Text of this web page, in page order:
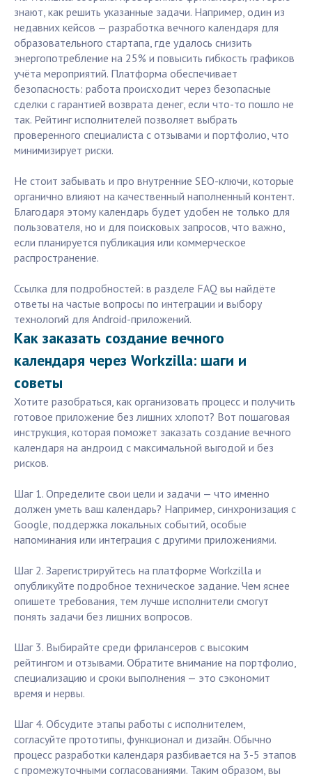
знают, как решить указанные задачи. Например, один из
недавних кейсов — разработка вечного календаря для
образовательного стартапа, где удалось снизить
энергопотребление на 25% и повысить гибкость графиков
учёта мероприятий. Платформа обеспечивает
безопасность: работа происходит через безопасные
сделки с гарантией возврата денег, если что-то пошло не
так. Рейтинг исполнителей позволяет выбрать
проверенного специалиста с отзывами и портфолио, что
минимизирует риски.
Не стоит забывать и про внутренние SEO-ключи, которые
органично влияют на качественный наполненный контент.
Благодаря этому календарь будет удобен не только для
пользователя, но и для поисковых запросов, что важно,
если планируется публикация или коммерческое
распространение.
Ссылка для подробностей: в разделе FAQ вы найдёте
ответы на частые вопросы по интеграции и выбору
технологий для Android-приложений.
Как заказать создание вечного
календаря через Workzilla: шаги и
советы
Хотите разобраться, как организовать процесс и получить
готовое приложение без лишних хлопот? Вот пошаговая
инструкция, которая поможет заказать создание вечного
календаря на андроид с максимальной выгодой и без
рисков.
Шаг 1. Определите свои цели и задачи — что именно
должен уметь ваш календарь? Например, синхронизация с
Google, поддержка локальных событий, особые
напоминания или интеграция с другими приложениями.
Шаг 2. Зарегистрируйтесь на платформе Workzilla и
опубликуйте подробное техническое задание. Чем яснее
опишете требования, тем лучше исполнители смогут
понять задачи без лишних вопросов.
Шаг 3. Выбирайте среди фрилансеров с высоким
рейтингом и отзывами. Обратите внимание на портфолио,
специализацию и сроки выполнения — это сэкономит
время и нервы.
Шаг 4. Обсудите этапы работы с исполнителем,
согласуйте прототипы, функционал и дизайн. Обычно
процесс разработки календаря разбивается на 3-5 этапов
с промежуточными согласованиями. Таким образом, вы